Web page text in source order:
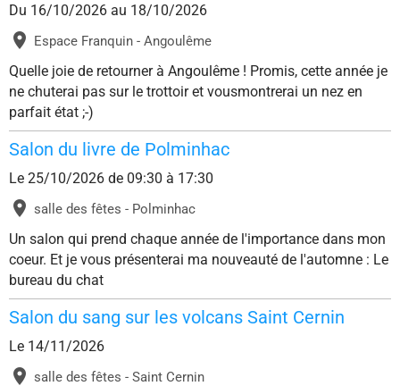
Du 16/10/2026 au 18/10/2026
Espace Franquin - Angoulême
Quelle joie de retourner à Angoulême ! Promis, cette année je
ne chuterai pas sur le trottoir et vousmontrerai un nez en
parfait état ;-)
Salon du livre de Polminhac
Le 25/10/2026 de 09:30 à 17:30
salle des fêtes - Polminhac
Un salon qui prend chaque année de l'importance dans mon
coeur. Et je vous présenterai ma nouveauté de l'automne : Le
bureau du chat
Salon du sang sur les volcans Saint Cernin
Le 14/11/2026
salle des fêtes - Saint Cernin